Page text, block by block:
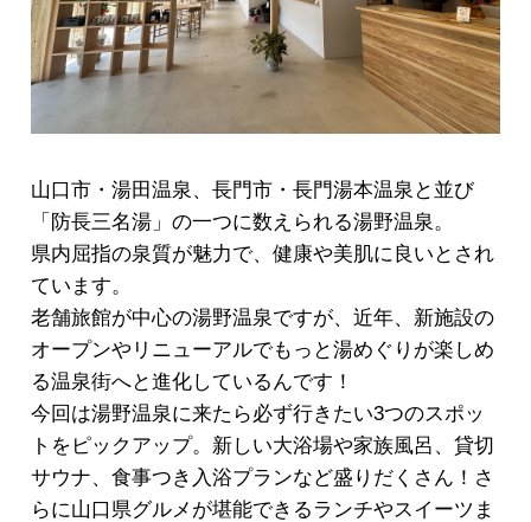
山口市・湯田温泉、長門市・長門湯本温泉と並び
「防長三名湯」の一つに数えられる湯野温泉。
県内屈指の泉質が魅力で、健康や美肌に良いとされ
ています。
老舗旅館が中心の湯野温泉ですが、近年、新施設の
オープンやリニューアルでもっと湯めぐりが楽しめ
る温泉街へと進化しているんです！
今回は湯野温泉に来たら必ず行きたい3つのスポッ
トをピックアップ。新しい大浴場や家族風呂、貸切
サウナ、食事つき入浴プランなど盛りだくさん！さ
らに山口県グルメが堪能できるランチやスイーツま